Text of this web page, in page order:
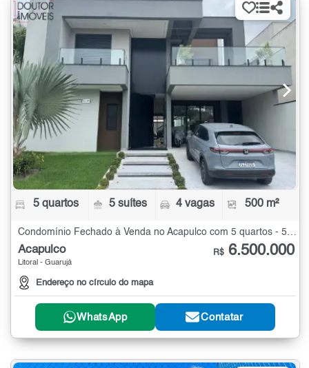
5 quartos 5 suítes 4 vagas 500 m²
Condomínio Fechado à Venda no Acapulco com 5 quartos - 500 m²
Acapulco
Litoral - Guarujá
Endereço no círculo do mapa
R$ 6.500.000
WhatsApp Contatar